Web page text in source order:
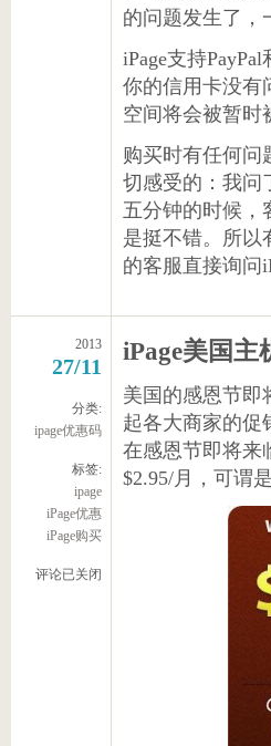
的问题发生了，
iPage支持
你的信用卡没有
空间将会被暂时
购买时有任何问
切感受的：我问
五分钟的时候，
是挺不错。所以
的客服直接询问
2013
27/11
分类:
ipage优惠码
标签:
ipage
iPage优惠
iPage购买
评论已关闭
iPage美国主
美国的感恩节即
起各大商家的促
在感恩节即将来
$2.95/月，可谓